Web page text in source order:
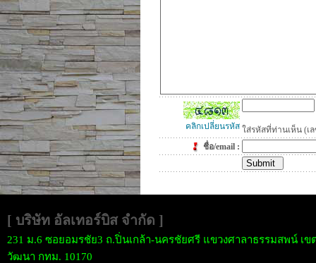
คลิกเปลี่ยนรหัส ใส่รหัสที่ท่านเห็น (เ
ชื่อ/email :
[ บริษัท อัลเทอร์บิส จำกัด ]
231 ม.6 ซอยอมรชัย3 ถ.ปิ่นเกล้า-นครชัยศรี แขวงศาลาธรรมสพน์ เข
วัฒนา กทม. 10170